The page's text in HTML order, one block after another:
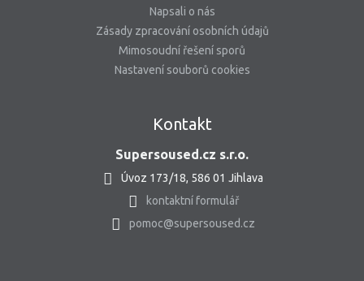
Napsali o nás
Zásady zpracování osobních údajů
Mimosoudní řešení sporů
Nastavení souborů cookies
Kontakt
Supersoused.cz s.r.o.
Úvoz 173/18, 586 01 Jihlava
kontaktní formulář
pomoc@supersoused.cz